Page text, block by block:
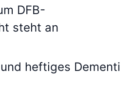
DFB-
steht an
heftiges Dementi